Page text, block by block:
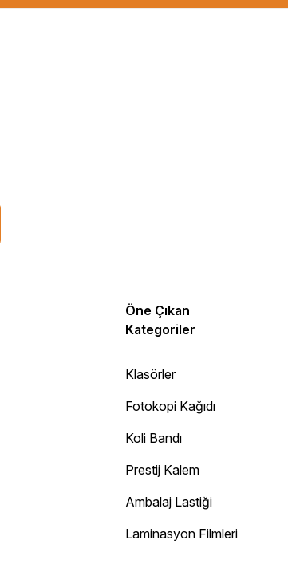
Öne Çıkan
Kategoriler
Klasörler
Fotokopi Kağıdı
Koli Bandı
Prestij Kalem
Ambalaj Lastiği
Laminasyon Filmleri